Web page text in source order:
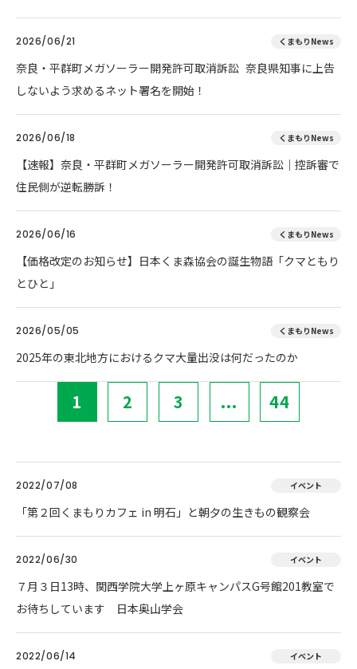
2026/06/21 くまもりNews
奈良・平群町メガソーラー開発許可取消訴訟 奈良県知事に上告
しないよう求めるネット署名を開始！
2026/06/18 くまもりNews
【速報】奈良・平群町メガソーラー開発許可取消訴訟｜控訴審で
住民側が逆転勝訴！
2026/06/16 くまもりNews
【価格改定のお知らせ】日本くま森協会の誕生物語「クマともり
とひと」
2026/05/05 くまもりNews
2025年の東北地方におけるクマ大量出没は何だったのか
1 2 3 ... 44
2022/07/08 イベント
「第２回くまもりカフェ in 明石」と朝夕の生きもの観察会
2022/06/30 イベント
７月３日13時、関西学院大学上ヶ原キャンパスG号館201教室で
お待ちしています 日本奥山学会
2022/06/14 イベント